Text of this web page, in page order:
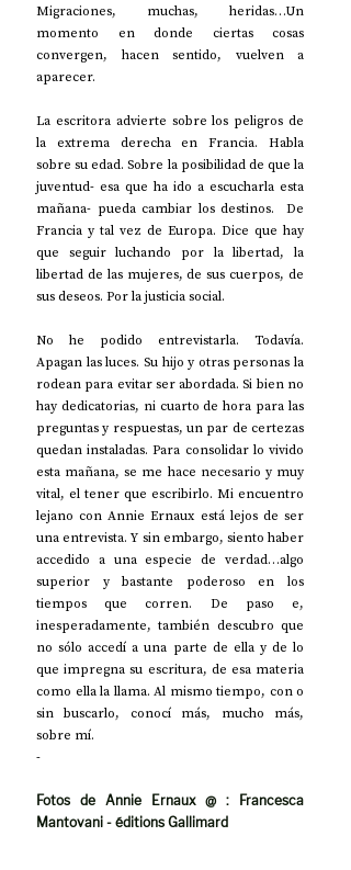
Migraciones, muchas, heridas…Un
momento en donde ciertas cosas
convergen, hacen sentido, vuelven a
aparecer.
La escritora advierte sobre los peligros de
la extrema derecha en Francia. Habla
sobre su edad. Sobre la posibilidad de que la
juventud- esa que ha ido a escucharla esta
mañana- pueda cambiar los destinos.  De
Francia y tal vez de Europa. Dice que hay
que seguir luchando por la libertad, la
libertad de las mujeres, de sus cuerpos, de
sus deseos. Por la justicia social.
No he podido entrevistarla. Todavía.
Apagan las luces. Su hijo y otras personas la
rodean para evitar ser abordada. Si bien no
hay dedicatorias, ni cuarto de hora para las
preguntas y respuestas, un par de certezas
quedan instaladas. Para consolidar lo vivido
esta mañana, se me hace necesario y muy
vital, el tener que escribirlo. Mi encuentro
lejano con Annie Ernaux está lejos de ser
una entrevista. Y sin embargo, siento haber
accedido a una especie de verdad…algo
superior y bastante poderoso en los
tiempos que corren. De paso e,
inesperadamente, también descubro que
no sólo accedí a una parte de ella y de lo
que impregna su escritura, de esa materia
como ella la llama. Al mismo tiempo, con o
sin buscarlo, conocí más, mucho más,
sobre mí.
-
Fotos de Annie Ernaux @ : Francesca
Mantovani - éditions Gallimard